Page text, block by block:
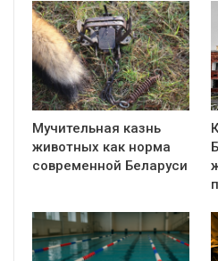
Мучительная казнь
животных как норма
современной Беларуси